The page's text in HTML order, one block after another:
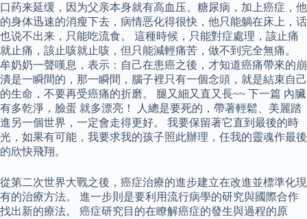
口药来延缓，因为父亲本身就有高血压、糖尿病，加上癌症，他
的身体迅速的消瘦下去，病情恶化得很快，他只能躺在床上，话
也说不出来，只能吃流食。 這種時候，只能對症處理，該止痛
就止痛，該止咳就止咳，但只能減輕痛苦，做不到完全無痛。
牟奶奶一聲嘆息，表示：自己在患癌之後，才知道癌痛帶來的崩
潰是一瞬間的，那一瞬間，腦子裡只有一個念頭，就是結束自己
的生命，不要再受癌痛的折磨。 腿又細又直又長~~ 下一篇 內臟
有多乾淨，臉蛋 就多漂亮！ 人總是要死的，帶著輕鬆、美麗踏
進另一個世界，一定會走得更好。 我要保留著它直到最後的時
光，如果有可能，我要求我的孩子照此辦理，任我的靈魂作最後
的欣快飛翔。
從第二次世界大戰之後，癌症治療的進步建立在改進並標準化現
有的治療方法。 進一步則是要利用流行病學的研究與國際合作
找出新的療法。 癌症研究目的在瞭解癌症的發生與過程的原